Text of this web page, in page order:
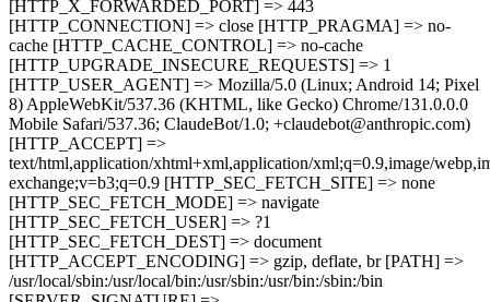
[HTTP_X_FORWARDED_PORT] => 443
[HTTP_CONNECTION] => close [HTTP_PRAGMA] => no-
cache [HTTP_CACHE_CONTROL] => no-cache
[HTTP_UPGRADE_INSECURE_REQUESTS] => 1
[HTTP_USER_AGENT] => Mozilla/5.0 (Linux; Android 14; Pixel
8) AppleWebKit/537.36 (KHTML, like Gecko) Chrome/131.0.0.0
Mobile Safari/537.36; ClaudeBot/1.0; +claudebot@anthropic.com)
[HTTP_ACCEPT] =>
text/html,application/xhtml+xml,application/xml;q=0.9,image/
exchange;v=b3;q=0.9 [HTTP_SEC_FETCH_SITE] => none
[HTTP_SEC_FETCH_MODE] => navigate
[HTTP_SEC_FETCH_USER] => ?1
[HTTP_SEC_FETCH_DEST] => document
[HTTP_ACCEPT_ENCODING] => gzip, deflate, br [PATH] =>
/usr/local/sbin:/usr/local/bin:/usr/sbin:/usr/bin:/sbin:/bin